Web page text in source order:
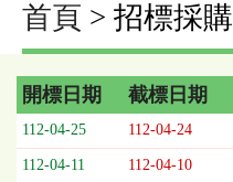
首頁 > 招標採購
招
標
採
開標日期 截標日期
112-04-25 112-04-24
112-04-11 112-04-10